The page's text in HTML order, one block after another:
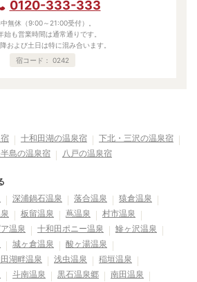
0120-333-333
無休（9:00～21:00受付）。
始も営業時間は通常通りです。
および土日は特に混み合います。
宿コード： 0242
十和田湖の温泉宿
下北・三沢の温泉宿
島の温泉宿 八戸の温泉宿
深浦鍋石温泉 落合温泉
猿倉温泉
板留温泉 蔦温泉
村市温泉
温泉 十和田ポニー温泉
鰺ヶ沢温泉
城ヶ倉温泉
酸ヶ湯温泉
湖畔温泉 浅虫温泉
稲垣温泉
斗南温泉 黒石温泉郷
南田温泉